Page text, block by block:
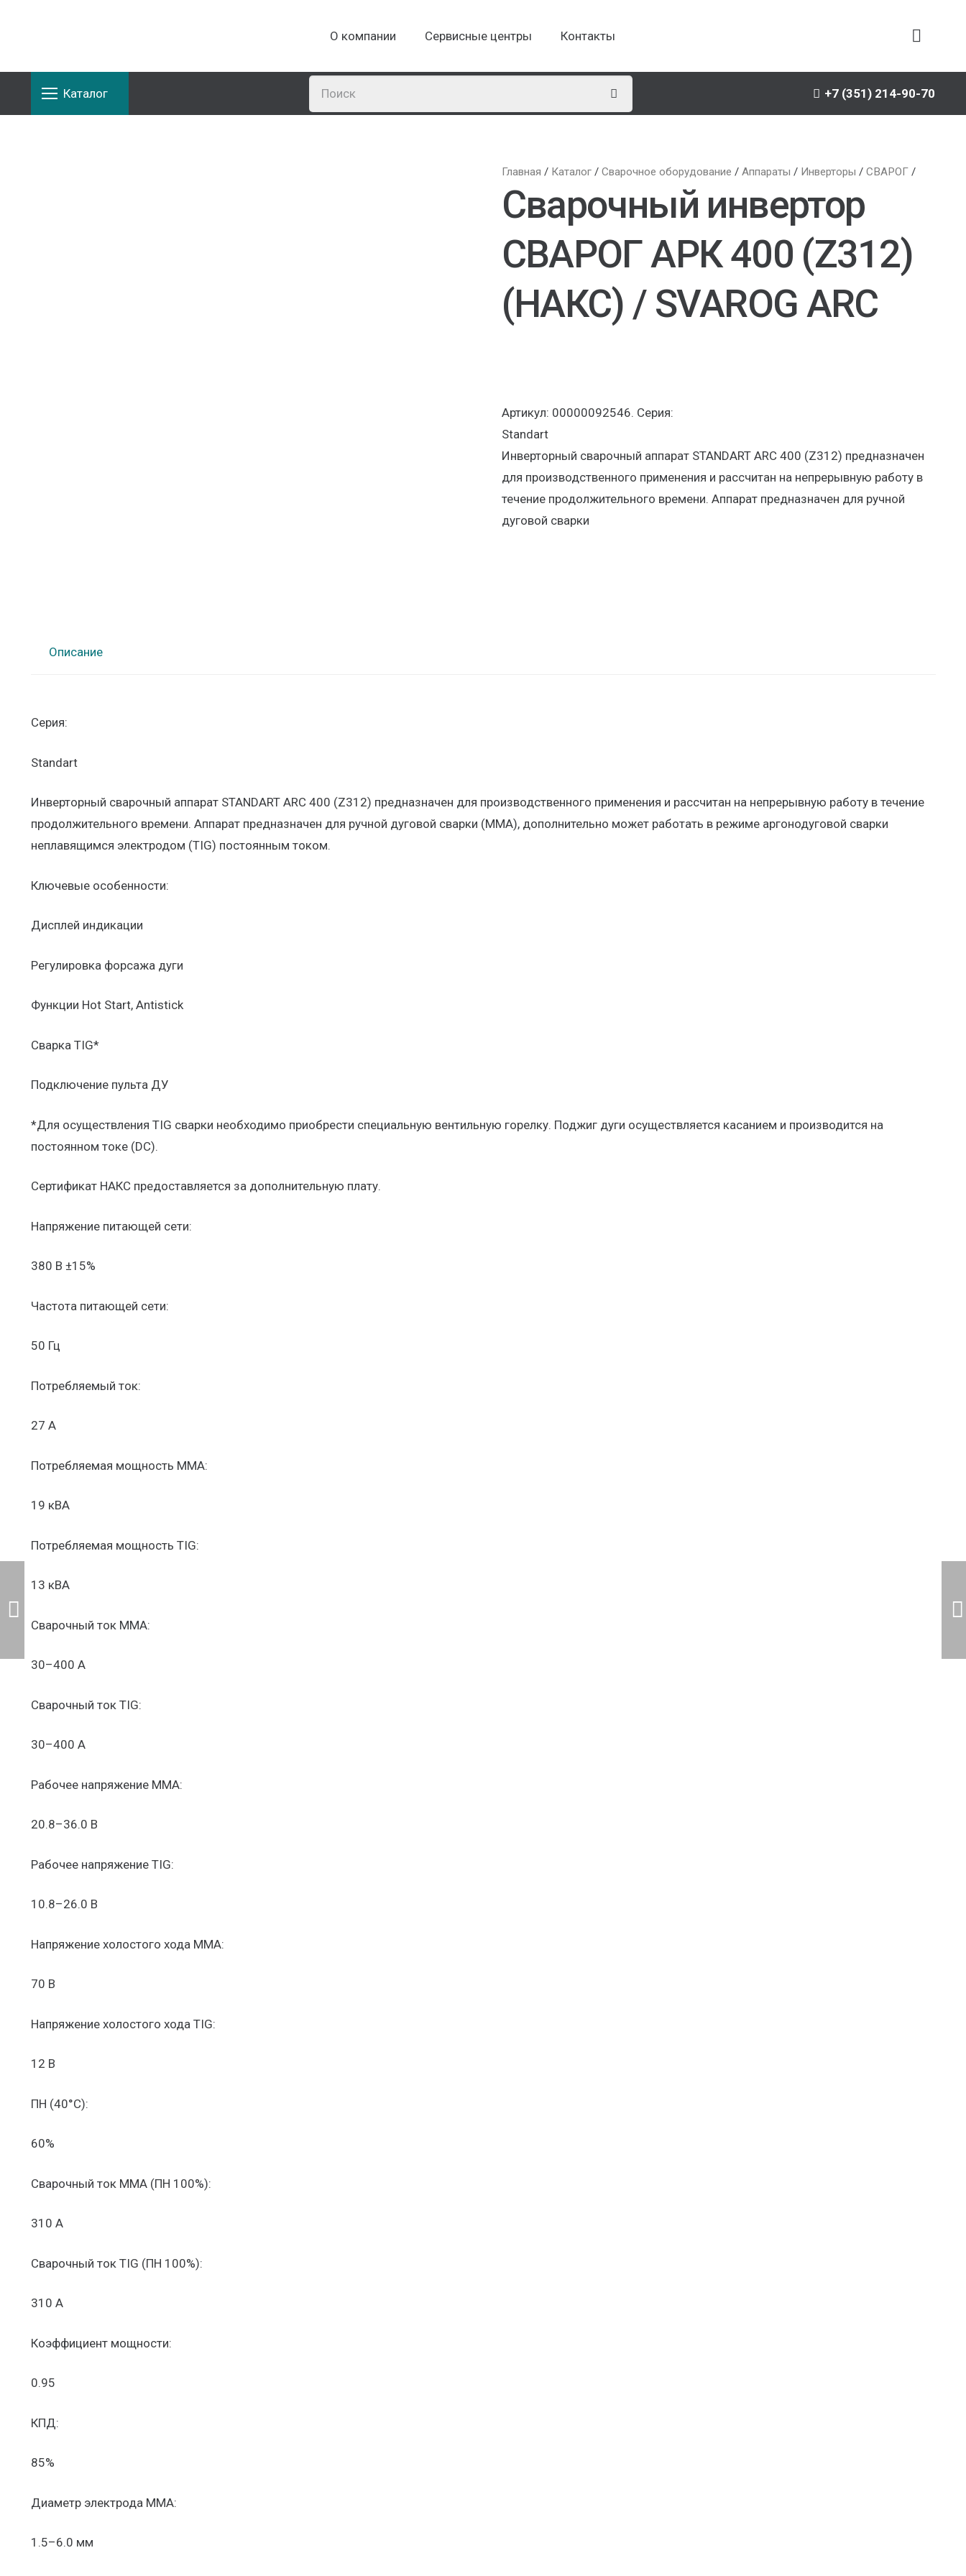
О компании Сервисные центры Контакты
Каталог +7 (351) 214-90-70
Главная / Каталог/ Сварочное оборудование / Аппараты / Инверторы / СВАРОГ/
Сварочный инвертор
СВАРОГ АРК 400 (Z312)
(НАКС) / SVAROG ARC
Артикул: 00000092546. Серия:
Standart
Инверторный сварочный аппарат STANDART ARC 400 (Z312) предназначен
для производственного применения и рассчитан на непрерывную работу в
течение продолжительного времени. Аппарат предназначен для ручной
дуговой сварки
Описание
Серия:
Standart
Инверторный сварочный аппарат STANDART ARC 400 (Z312) предназначен для производственного применения и рассчитан на непрерывную работу в течение
продолжительного времени. Аппарат предназначен для ручной дуговой сварки (MMA), дополнительно может работать в режиме аргонодуговой сварки
неплавящимся электродом (TIG) постоянным током.
Ключевые особенности:
Дисплей индикации
Регулировка форсажа дуги
Функции Hot Start, Antistick
Сварка TIG*
Подключение пульта ДУ
*Для осуществления TIG сварки необходимо приобрести специальную вентильную горелку. Поджиг дуги осуществляется касанием и производится на
постоянном токе (DC).
Сертификат НАКС предоставляется за дополнительную плату.
Напряжение питающей сети:
380 В ±15%
Частота питающей сети:
50 Гц
Потребляемый ток:
27 А
Потребляемая мощность ММА:
19 кВА
Потребляемая мощность TIG:
13 кВА
Сварочный ток MMA:
30–400 А
Сварочный ток TIG:
30–400 А
Рабочее напряжение ММА:
20.8–36.0 В
Рабочее напряжение TIG:
10.8–26.0 В
Напряжение холостого хода MMA:
70 В
Напряжение холостого хода TIG:
12 В
ПН (40°C):
60%
Сварочный ток MMA (ПН 100%):
310 А
Сварочный ток TIG (ПН 100%):
310 А
Коэффициент мощности:
0.95
КПД:
85%
Диаметр электрода MMA:
1.5–6.0 мм